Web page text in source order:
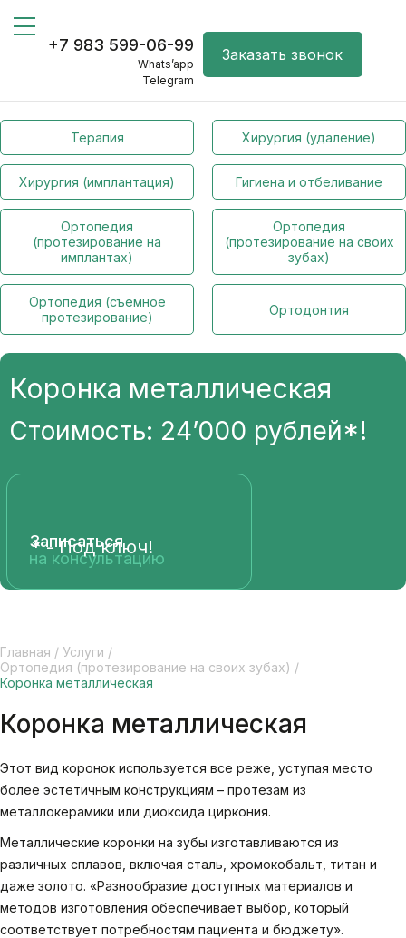
+7 983 599-06-99
Whats’app
Telegram
Заказать звонок
Терапия Хирургия (удаление)
Хирургия (имплантация) Гигиена и отбеливание
Ортопедия
(протезирование на
имплантах)
Ортопедия
(протезирование на своих
зубах)
Ортопедия (съемное
протезирование)
Ортодонтия
Коронка металлическая
Стоимость: 24’000 рублей*!
Записаться
на консультацию
* - Под ключ!
Главная / Услуги /
Ортопедия (протезирование на своих зубах) /
Коронка металлическая
Коронка металлическая
Этот вид коронок используется все реже, уступая место
более эстетичным конструкциям – протезам из
металлокерамики или диоксида циркония.
Металлические коронки на зубы изготавливаются из
различных сплавов, включая сталь, хромокобальт, титан и
даже золото. «Разнообразие доступных материалов и
методов изготовления обеспечивает выбор, который
соответствует потребностям пациента и бюджету».